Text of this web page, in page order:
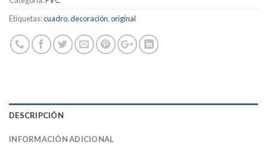
Etiquetas:cuadro,decoración,original
DESCRIPCIÓN
INFORMACIÓN ADICIONAL